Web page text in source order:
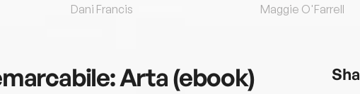
Dani Francis Maggie O'Farrell
Arta (ebook)